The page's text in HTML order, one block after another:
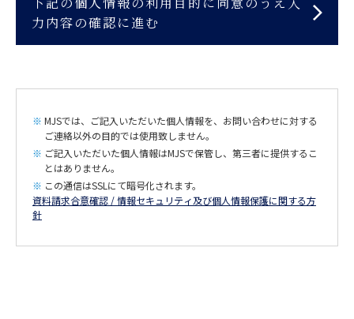
MJSでは、ご記入いただいた個人情報を、お問い合わせに対する
ご連絡以外の目的では使用致しません。
ご記入いただいた個人情報はMJSで保管し、第三者に提供するこ
とはありません。
この通信はSSLにて暗号化されます。
資料請求合意確認 / 情報セキュリティ及び個人情報保護に関する方
針